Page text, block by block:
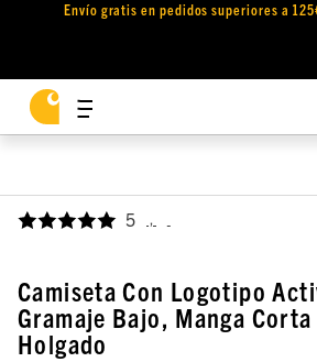
Envío gratis en pedidos superiores a
5 ,
Camiseta Con Logotipo
Gramaje Bajo, Manga
Holgado